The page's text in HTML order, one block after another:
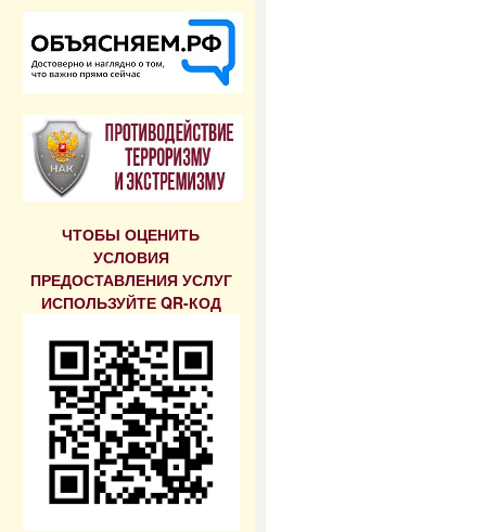
ЧТОБЫ ОЦЕНИТЬ
УСЛОВИЯ
ПРЕДОСТАВЛЕНИЯ УСЛУГ
ИСПОЛЬЗУЙТЕ QR-КОД